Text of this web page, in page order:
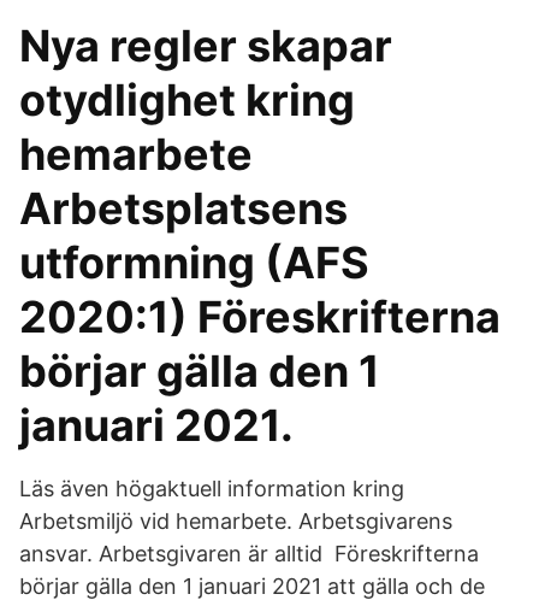
Nya regler skapar
otydlighet kring
hemarbete
Arbetsplatsens
utformning (AFS
2020:1) Föreskrifterna
börjar gälla den 1
januari 2021.
Läs även högaktuell information kring
Arbetsmiljö vid hemarbete. Arbetsgivarens
ansvar. Arbetsgivaren är alltid Föreskrifterna
börjar gälla den 1 januari 2021 att gälla och de